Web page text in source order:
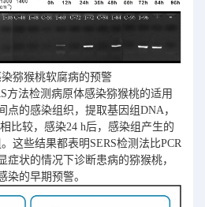
猕猴桃软腐病的预警
方法检测病原体感染猕猴桃的适用
点的感染组织，提取基因组DNA，
比较，感染24 h后，感染组产生的
这些结果都表明SERS检测法比PCR
症状的情况下诊断患病的猕猴桃，
染的早期预警。